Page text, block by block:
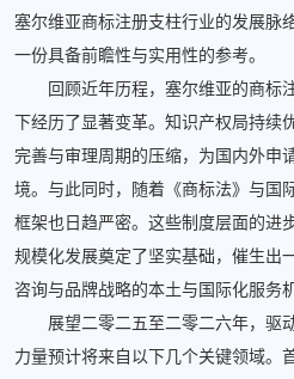
塞尔维亚商标注册支柱行业的发展脉
一份具备前瞻性与实用性的参考。
回顾近年历程，塞尔维亚的商标
下经历了显著变革。知识产权局持续
完善与审理周期的压缩，为国内外申
境。与此同时，随着《商标法》与国
框架也日趋严密。这些制度层面的进
规模化发展奠定了坚实基础，催生出
咨询与品牌战略的本土与国际化服务机
展望二零二五至二零二六年，驱
力量预计将来自以下几个关键领域。